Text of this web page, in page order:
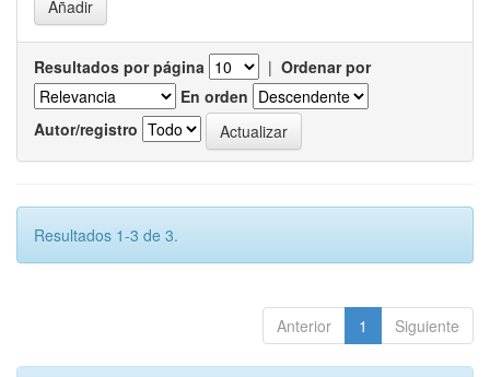
Resultados por página | Ordenar por
En orden
Autor/registro
Resultados 1-3 de 3.
Anterior 1 Siguiente